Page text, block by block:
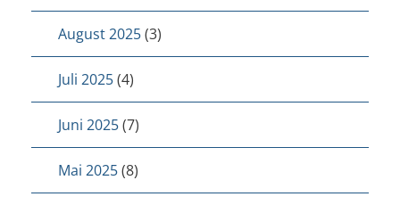
August 2025(3)
Juli 2025(4)
Juni 2025(7)
Mai 2025(8)